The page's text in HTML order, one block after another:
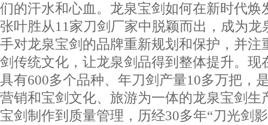
们的汗水和心血。龙泉宝剑如何在新时代焕
张叶胜从11家刀剑厂家中脱颖而出，成为龙
手对龙泉宝剑的品牌重新规划和保护，并注
剑传统文化，让龙泉剑品得到整体提升。现
具有600多个品种、年刀剑产量10多万把，
营销和宝剑文化、旅游为一体的龙泉宝
宝剑制作到质量管理，历经30多年“刀光剑